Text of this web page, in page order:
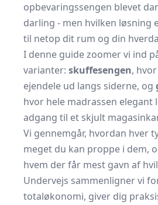
opbevaringssengen blevet
darling - men hvilken løsning
til netop dit rum og din
I denne guide zoomer vi ind
varianter: skuffesengen,
ejendele ud langs siderne, og
hvor hele madrassen elegant
adgang til et skjult
Vi gennemgår, hvordan hver
meget du kan proppe i dem,
hvem der får mest gavn af
Undervejs sammenligner vi
totaløkonomi, giver dig